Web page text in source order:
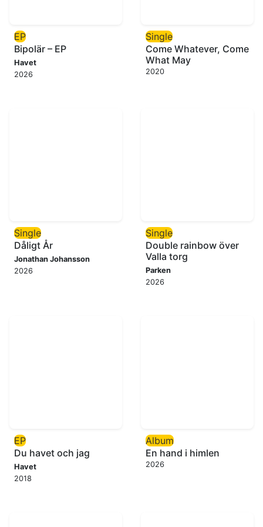
EP
Bipolär – EP
Havet
2026
Single
Come Whatever, Come
What May
2020
Single
Dåligt År
Jonathan Johansson
2026
Single
Double rainbow över
Valla torg
Parken
2026
EP
Du havet och jag
Havet
2018
Album
En hand i himlen
2026